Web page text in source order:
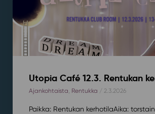
Utopia Café 12.3. Rentukan
Ajankohtaista, Rentukka / 2.3.2026
Paikka: Rentukan kerhotilaAika: